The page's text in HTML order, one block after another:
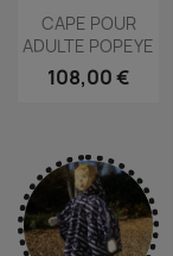
CAPE POUR
ADULTE POPEYE
108,00 €